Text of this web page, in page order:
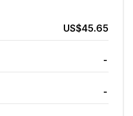
US$45.65
-
-